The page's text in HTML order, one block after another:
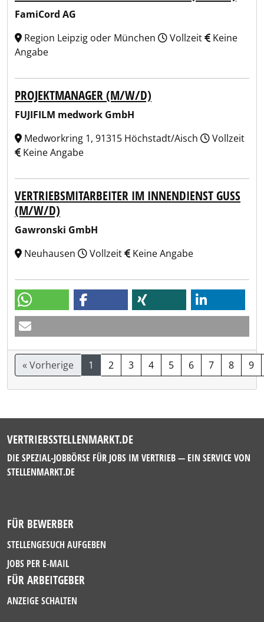
FamiCord AG
Region Leipzig oder München
Vollzeit
Keine
Angabe
PROJEKTMANAGER (M/W/D)
FUJIFILM medwork GmbH
Medworkring 1, 91315 Höchstadt/Aisch
Vollzeit
Keine Angabe
VERTRIEBSMITARBEITER IM INNENDIENST GUSS
(M/W/D)
Gawronski GmbH
Neuhausen
Vollzeit Keine Angabe
« Vorherige 1 2 3 4 5 6 7 8 9
VERTRIEBSSTELLENMARKT.DE
DIE SPEZIAL-JOBBÖRSE FÜR JOBS IM VERTRIEB — EIN SERVICE VON
STELLENMARKT.DE
FÜR BEWERBER
STELLENGESUCH AUFGEBEN
JOBS PER E-MAIL
FÜR ARBEITGEBER
ANZEIGE SCHALTEN